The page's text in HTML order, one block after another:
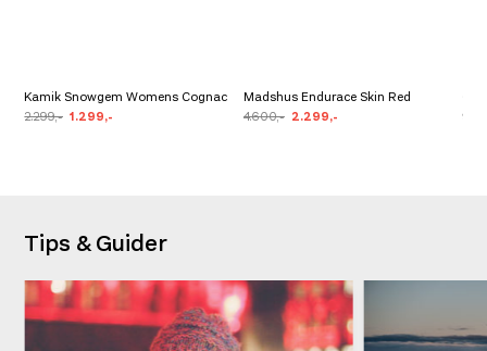
Kamik Snowgem Womens Cognac
2.299,- 1.299,-
Madshus Endurace Skin Red
4.600,- 2.299,- 99,-
Tips & Guider